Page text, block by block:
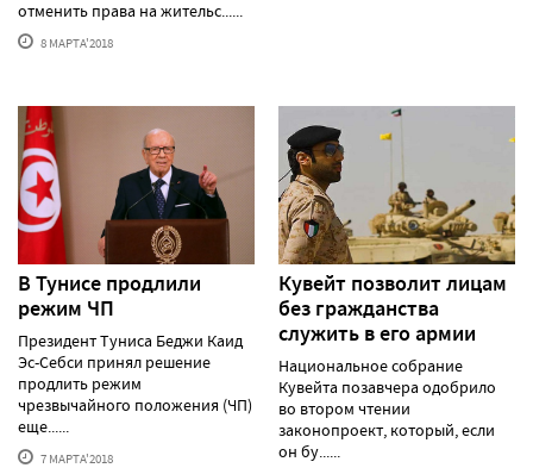
отменить права на жительс......
8 МАРТА'2018
В Тунисе продлили
режим ЧП
Президент Туниса Беджи Каид
Эс-Себси принял решение
продлить режим
чрезвычайного положения (ЧП)
еще......
7 МАРТА'2018
Кувейт позволит лицам
без гражданства
служить в его армии
Национальное собрание
Кувейта позавчера одобрило
во втором чтении
законопроект, который, если
он бу......